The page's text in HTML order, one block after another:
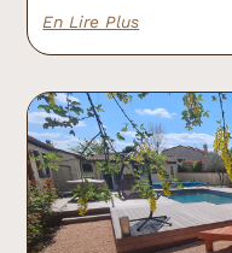
En Lire Plus